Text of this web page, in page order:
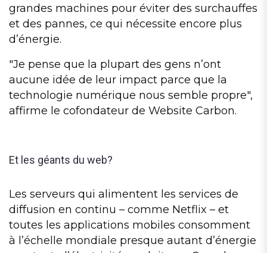
grandes machines pour éviter des surchauffes
et des pannes, ce qui nécessite encore plus
d’énergie.
Je pense que la plupart des gens n’ont
aucune idée de leur impact parce que la
technologie numérique nous semble propre ,
affirme le cofondateur de Website Carbon.
Et les géants du web?
Les serveurs qui alimentent les services de
diffusion en continu – comme Netflix – et
toutes les applications mobiles consomment
à l’échelle mondiale presque autant d’énergie